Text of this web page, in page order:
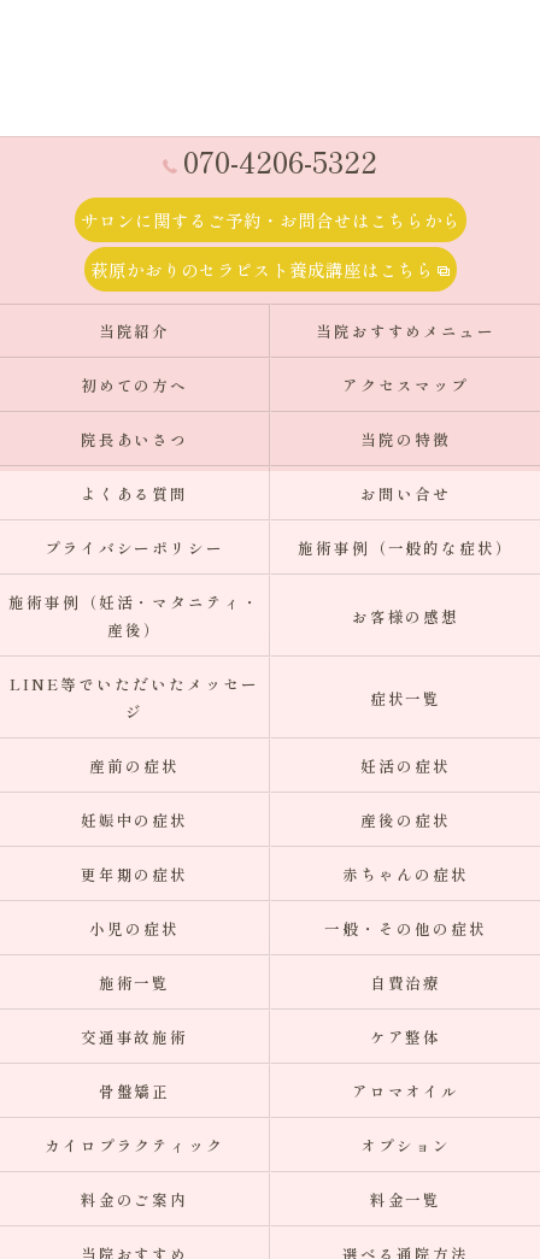
070-4206-5322
サロンに関するご予約・お問合せはこちらから
萩原かおりのセラピスト養成講座はこちら
当院紹介 当院おすすめメニュー
初めての方へ アクセスマップ
院長あいさつ 当院の特徴
よくある質問 お問い合せ
プライバシーポリシー 施術事例（一般的な症状）
施術事例（妊活・マタニティ・
産後）
お客様の感想
LINE等でいただいたメッセー
ジ
症状一覧
産前の症状 妊活の症状
妊娠中の症状 産後の症状
更年期の症状 赤ちゃんの症状
小児の症状 一般・その他の症状
施術一覧 自費治療
交通事故施術 ケア整体
骨盤矯正 アロマオイル
カイロプラクティック オプション
料金のご案内 料金一覧
当院おすすめ 選べる通院方法